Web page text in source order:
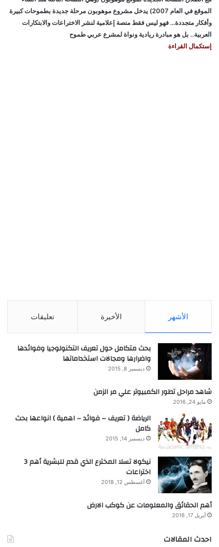
الموقع في العام 2007) يدخل مشروع موهوبون مرحلة جديدة بطموحات كبيرة
وأفكار متجددة… فهو ليس فقط منصة إعلامية لنشر الاختراعات والابتكارات
العربية.. بل هو مبادرة ريادية ونواة لمشرع عربي طموح
إستكمال القراءة
الأشهر الأخيرة تعليقات
بحث متكامل حول تعريف التكنولوجيا وفوائدها
واضرارها ومجالات استخداماتها
ديسمبر 8, 2015
شاهد مراحل تطور الكمبيوتر علي مر الزمن
مايو 24, 2016
الرياضة ( تعريف – فوائد – اهمية ) انواعها بحث
كامل
ديسمبر 14, 2015
نيكولا تسلا المخترع الذي قدم للبشرية أهم 3
اختراعات
أغسطس 12, 2018
أهم الحقائق والمعلومات عن كوكب الارض
أبريل 17, 2016
احدث المقالات